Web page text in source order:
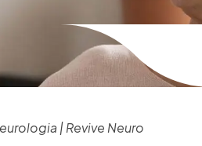
| Revive Neuro